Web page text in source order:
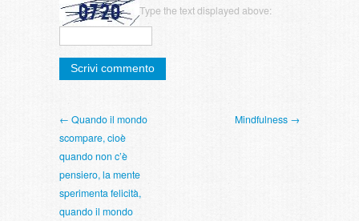
Type the text displayed above:
← Quando il mondo
scompare, cioè
quando non c’è
pensiero, la mente
sperimenta felicità,
quando il mondo
Mindfulness →